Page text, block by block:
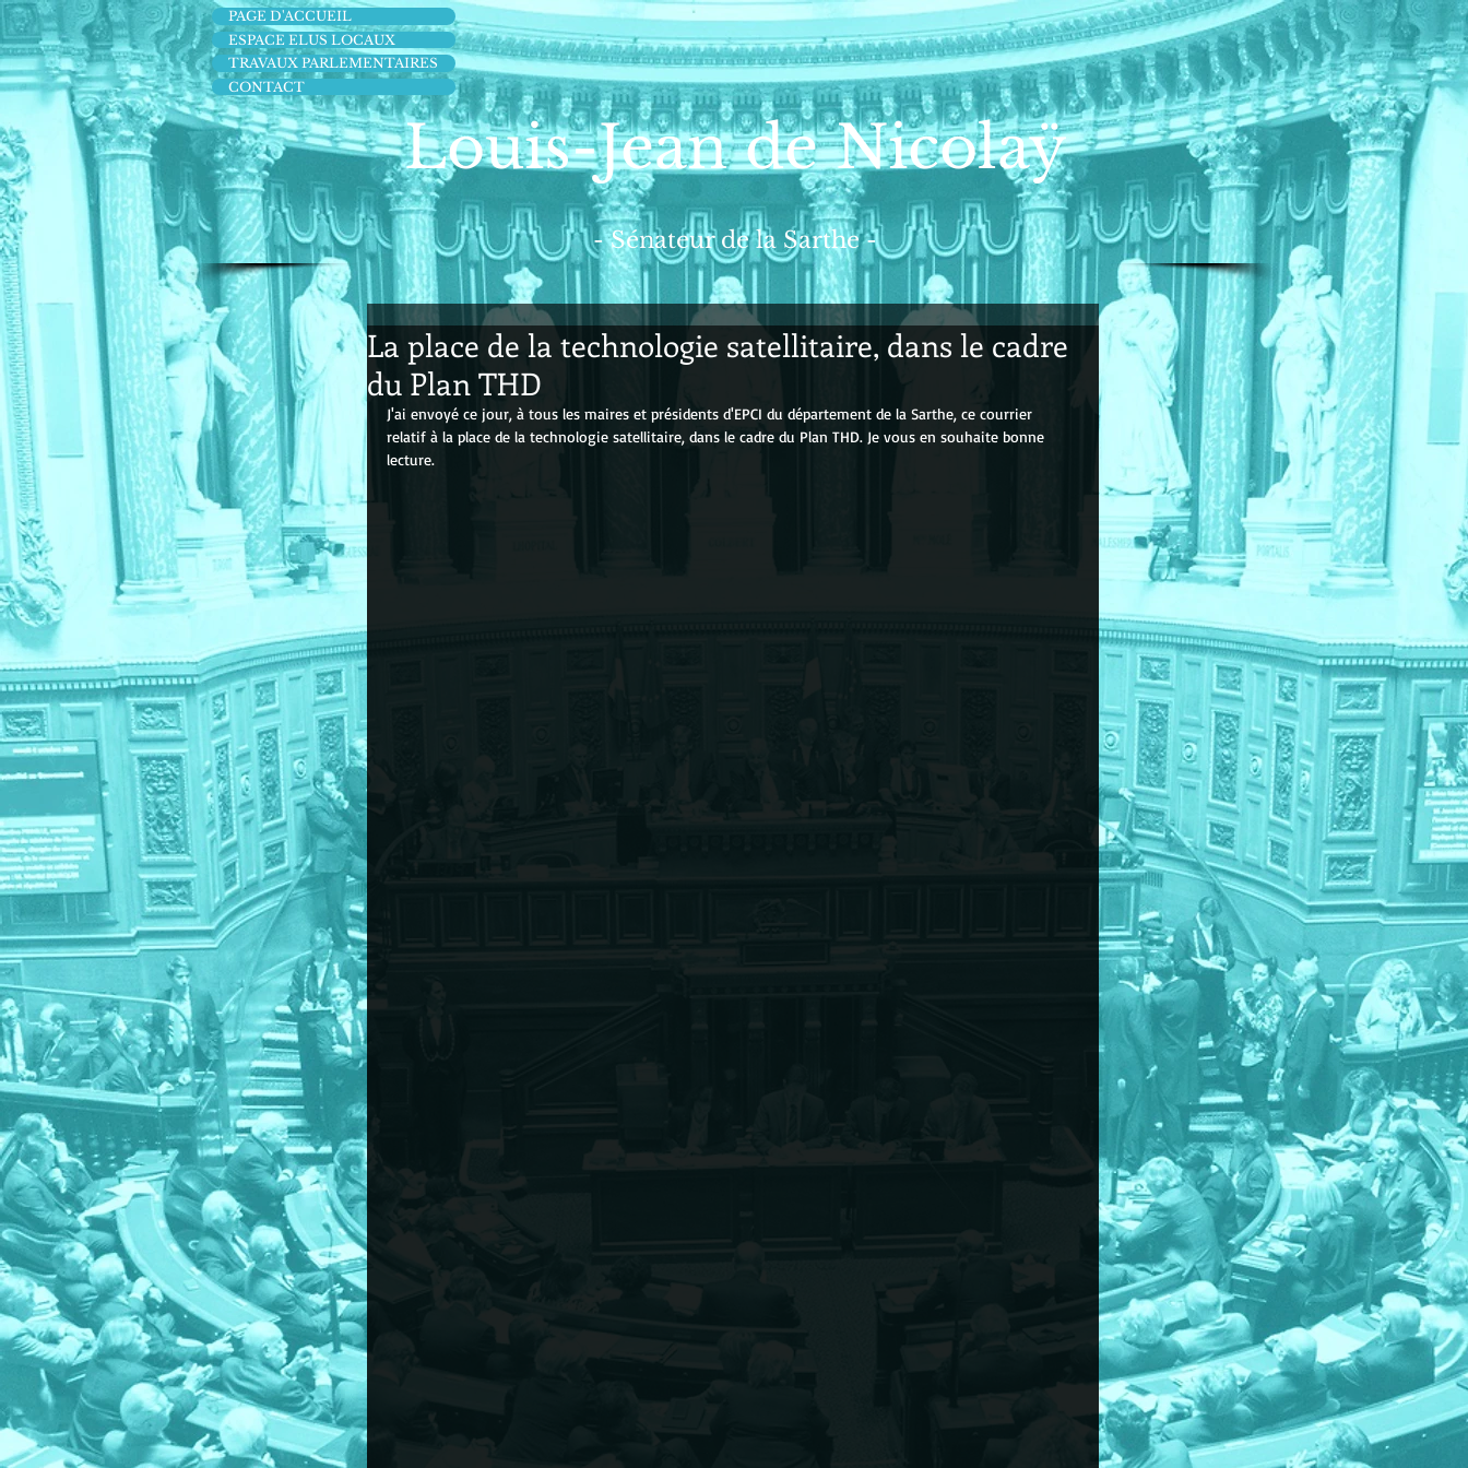
PAGE D'ACCUEIL
ESPACE ELUS LOCAUX
TRAVAUX PARLEMENTAIRES
CONTACT
Louis-Jean de Nicolaÿ
- Sénateur de la Sarthe -
La place de la technologie satellitaire, dans le cadre
du Plan THD
J'ai envoyé ce jour, à tous les maires et présidents d'EPCI du département de la Sarthe, ce courrier
relatif à la place de la technologie satellitaire, dans le cadre du Plan THD. Je vous en souhaite bonne
lecture.